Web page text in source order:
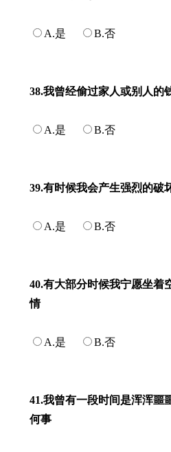
A.是 B.否
38.我曾经偷过家人或别人的
A.是 B.否
39.有时候我会产生强烈的破
A.是 B.否
40.有大部分时候我宁愿坐着
情
A.是 B.否
41.我曾有一段时间是浑浑噩
何事